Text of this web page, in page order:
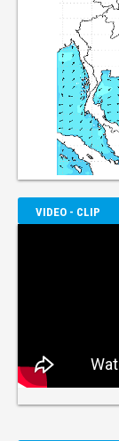
VIDEO - CLIP